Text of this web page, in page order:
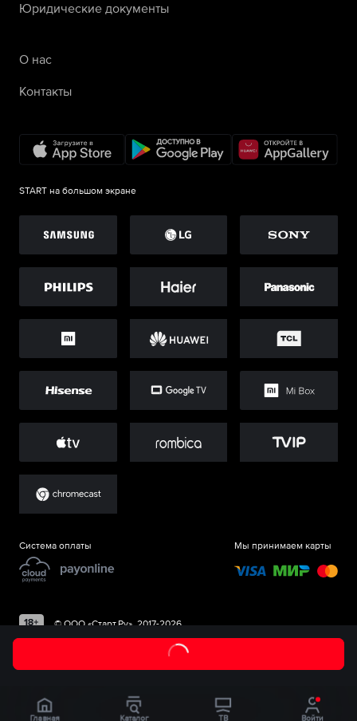
Юридические документы
О нас
Контакты
START на большом экране
Система оплаты Мы принимаем карты
©ООО «Старт.Ру», 2017-2026
Главная Каталог ТВ Войти